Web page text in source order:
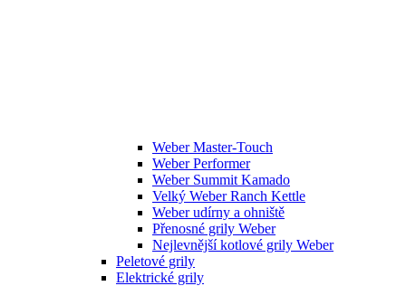
Weber Master-Touch
Weber Performer
Weber Summit Kamado
Velký Weber Ranch Kettle
Weber udírny a ohniště
Přenosné grily Weber
Nejlevnější kotlové grily Weber
Peletové grily
Elektrické grily